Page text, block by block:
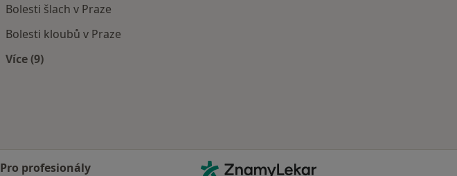
Bolesti šlach v Praze
Bolesti kloubů v Praze
Více (9)
Pro profesionály Kontakt
ZnamyLekar - Hlavní stránka